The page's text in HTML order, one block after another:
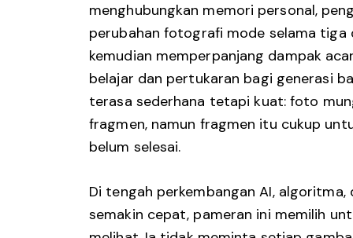
menghubungkan memori personal,
perubahan fotografi mode selama tiga
kemudian memperpanjang dampak
belajar dan pertukaran bagi generasi
terasa sederhana tetapi kuat: foto
fragmen, namun fragmen itu cukup
belum selesai.
Di tengah perkembangan AI,
semakin cepat, pameran ini memilih